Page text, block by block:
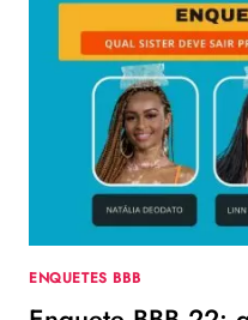
ENQUETES BBB